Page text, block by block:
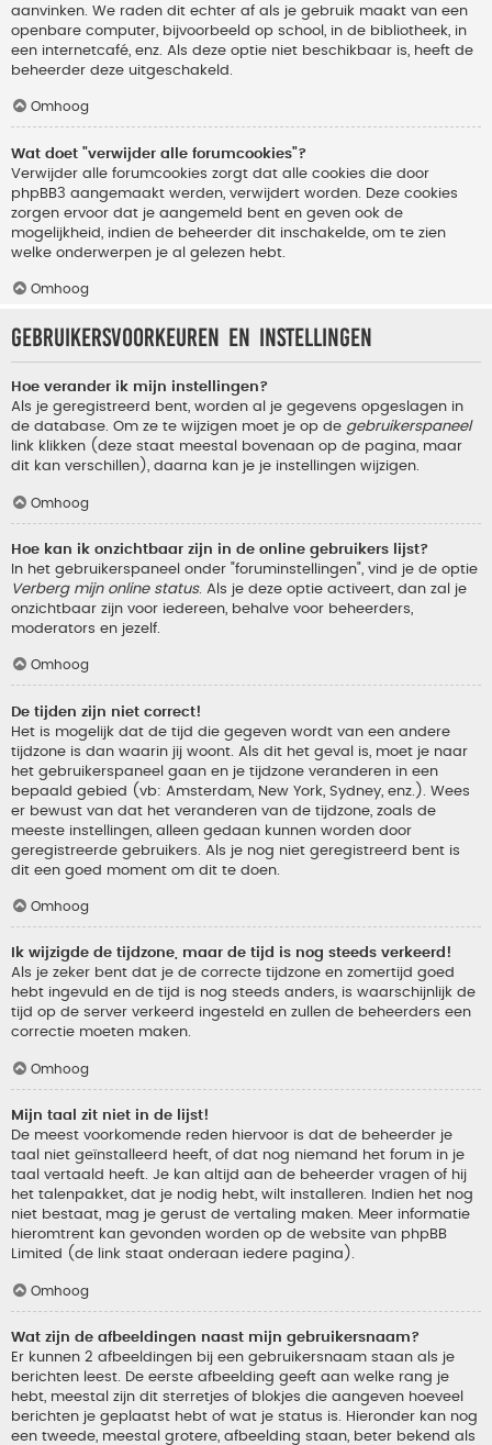
aanvinken. We raden dit echter af als je gebruik maakt van een
openbare computer, bijvoorbeeld op school, in de bibliotheek, in
een internetcafé, enz. Als deze optie niet beschikbaar is, heeft de
beheerder deze uitgeschakeld.
Omhoog
Wat doet "verwijder alle forumcookies"?
Verwijder alle forumcookies zorgt dat alle cookies die door
phpBB3 aangemaakt werden, verwijdert worden. Deze cookies
zorgen ervoor dat je aangemeld bent en geven ook de
mogelijkheid, indien de beheerder dit inschakelde, om te zien
welke onderwerpen je al gelezen hebt.
Omhoog
Gebruikersvoorkeuren en instellingen
Hoe verander ik mijn instellingen?
Als je geregistreerd bent, worden al je gegevens opgeslagen in
de database. Om ze te wijzigen moet je op de gebruikerspaneel
link klikken (deze staat meestal bovenaan op de pagina, maar
dit kan verschillen), daarna kan je je instellingen wijzigen.
Omhoog
Hoe kan ik onzichtbaar zijn in de online gebruikers lijst?
In het gebruikerspaneel onder "foruminstellingen", vind je de optie
Verberg mijn online status. Als je deze optie activeert, dan zal je
onzichtbaar zijn voor iedereen, behalve voor beheerders,
moderators en jezelf.
Omhoog
De tijden zijn niet correct!
Het is mogelijk dat de tijd die gegeven wordt van een andere
tijdzone is dan waarin jij woont. Als dit het geval is, moet je naar
het gebruikerspaneel gaan en je tijdzone veranderen in een
bepaald gebied (vb: Amsterdam, New York, Sydney, enz.). Wees
er bewust van dat het veranderen van de tijdzone, zoals de
meeste instellingen, alleen gedaan kunnen worden door
geregistreerde gebruikers. Als je nog niet geregistreerd bent is
dit een goed moment om dit te doen.
Omhoog
Ik wijzigde de tijdzone, maar de tijd is nog steeds verkeerd!
Als je zeker bent dat je de correcte tijdzone en zomertijd goed
hebt ingevuld en de tijd is nog steeds anders, is waarschijnlijk de
tijd op de server verkeerd ingesteld en zullen de beheerders een
correctie moeten maken.
Omhoog
Mijn taal zit niet in de lijst!
De meest voorkomende reden hiervoor is dat de beheerder je
taal niet geïnstalleerd heeft, of dat nog niemand het forum in je
taal vertaald heeft. Je kan altijd aan de beheerder vragen of hij
het talenpakket, dat je nodig hebt, wilt installeren. Indien het nog
niet bestaat, mag je gerust de vertaling maken. Meer informatie
hieromtrent kan gevonden worden op de website van phpBB
Limited (de link staat onderaan iedere pagina).
Omhoog
Wat zijn de afbeeldingen naast mijn gebruikersnaam?
Er kunnen 2 afbeeldingen bij een gebruikersnaam staan als je
berichten leest. De eerste afbeelding geeft aan welke rang je
hebt, meestal zijn dit sterretjes of blokjes die aangeven hoeveel
berichten je geplaatst hebt of wat je status is. Hieronder kan nog
een tweede, meestal grotere, afbeelding staan, beter bekend als